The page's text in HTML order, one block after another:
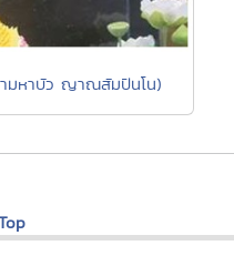
มหาบัว ญาณสัมปันโน)